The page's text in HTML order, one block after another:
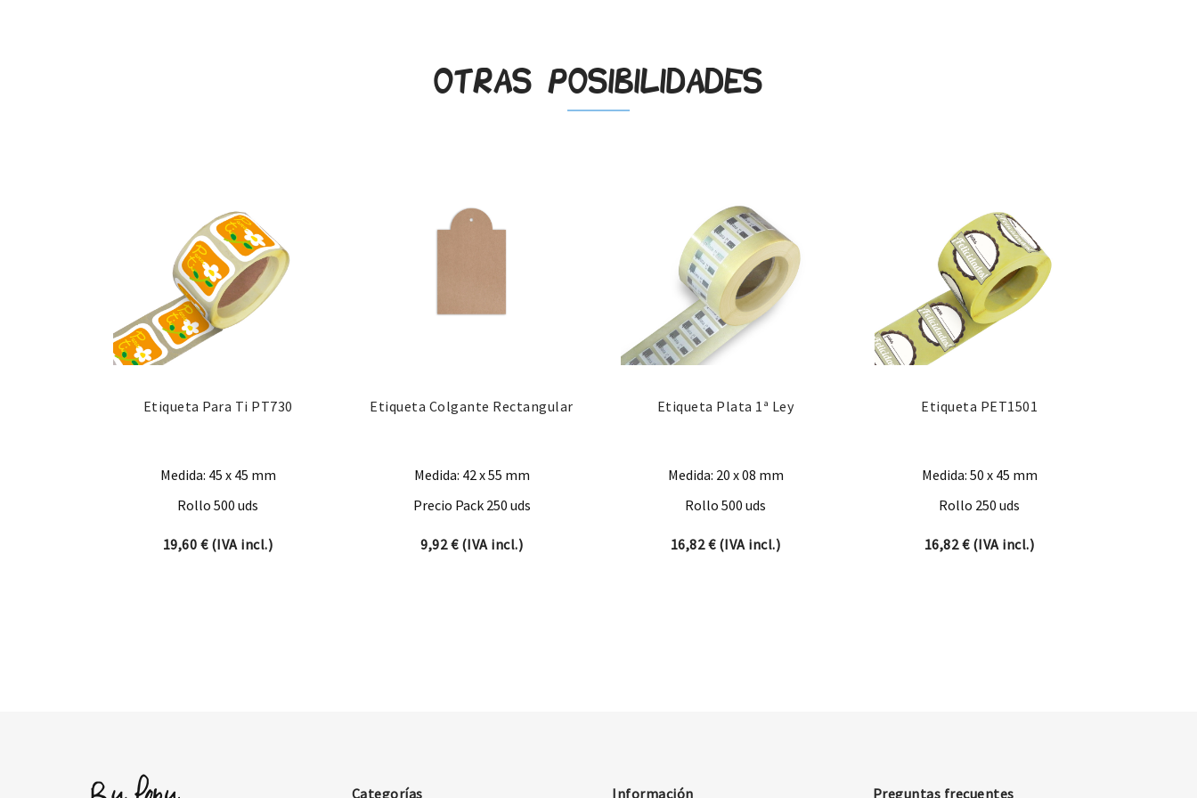
Otras posibilidades
Etiqueta Para Ti PT730
Medida: 45 x 45 mm
Rollo 500 uds
19,60 €(IVA incl.)
Etiqueta Colgante Rectangular
Medida: 42 x 55 mm
Precio Pack 250 uds
9,92€(IVA incl.)
Etiqueta Plata 1ª Ley
Medida: 20 x 08 mm
Rollo 500 uds
16,82€(IVA incl.)
Etiqueta PET1501
Medida: 50 x 45 mm
Rollo 250 uds
16,82€(IVA incl.)
Categorías Información Preguntas frecuentes